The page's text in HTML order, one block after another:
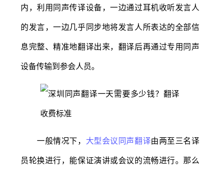
内，利用同声传译设备，一边通过耳机收听发言人
的发言，一边几乎同步地将发言人所表达的全部信
息完整、精准地翻译出来，翻译后再通过专用同声
设备传输到参会人员。
一般情况下， 大型会议同声翻译由两至三名译
员轮换进行，能保证演讲或会议的流畅进行。那么